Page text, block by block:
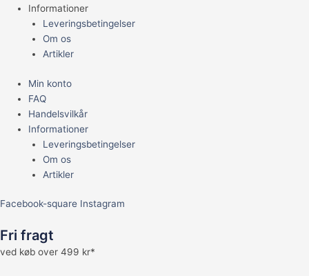
Informationer
Leveringsbetingelser
Om os
Artikler
Min konto
FAQ
Handelsvilkår
Informationer
Leveringsbetingelser
Om os
Artikler
Facebook-square Instagram
Fri fragt
ved køb over 499 kr*